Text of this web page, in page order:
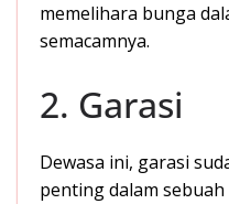
memelihara bunga
semacamnya.
2. Garasi
Dewasa ini, garasi
penting dalam